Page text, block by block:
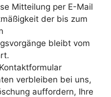
Mitteilung per E-Mail
der bis zum
bleibt vom
verbleiben bei uns,
auffordern, Ihre